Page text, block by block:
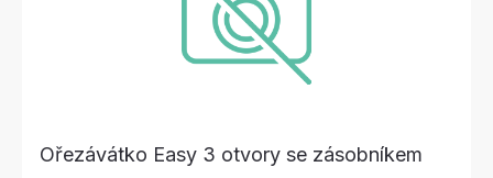
Ořezávátko Easy 3 otvory se zásobníkem